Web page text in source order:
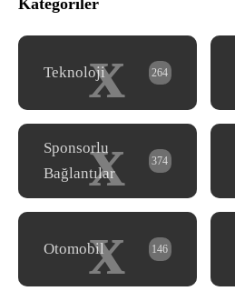
Kategoriler
x
Teknoloji 264
x
Sponsorlu
Bağlantılar
374
x
Otomobil 146